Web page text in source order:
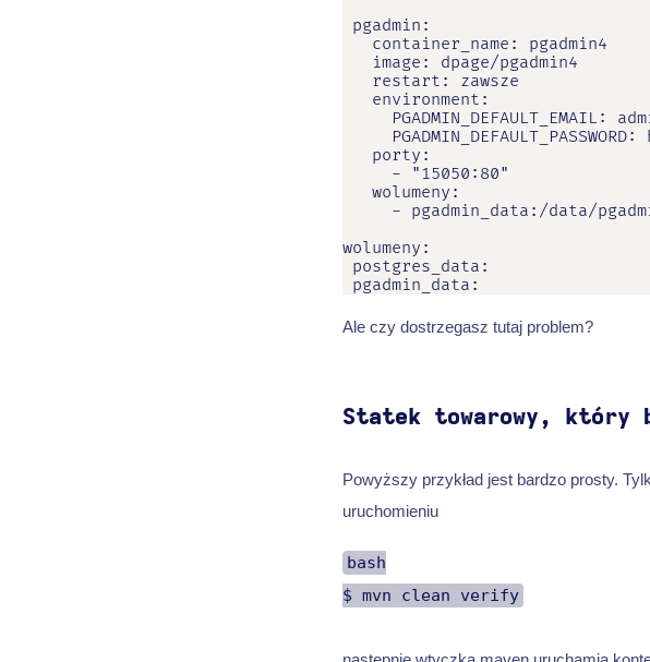
pgadmin:
   container_name: pgadmin4
   image: dpage/pgadmin4
   restart: zawsze
   environment:
PGADMIN_DEFAULT_EMAIL:
PGADMIN_DEFAULT_PASSWORD:
   porty:
     - "15050:80"
   wolumeny:
- pgadmin_data:/data/
wolumeny:
postgres_data:
pgadmin_data:
Ale czy dostrzegasz tutaj problem?
Statek towarowy, który
Powyższy przykład jest bardzo prosty.
uruchomieniu
bash
$ mvn clean verify